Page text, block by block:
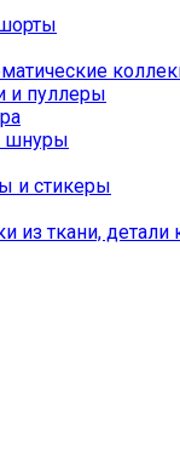
и пуллеры
шнуры
и стикеры
из ткани,